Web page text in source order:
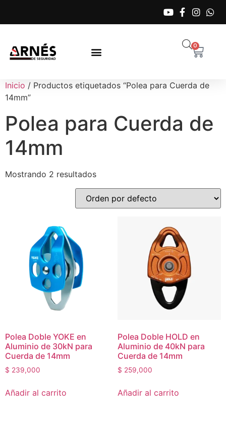
0
Inicio / Productos etiquetados “Polea para Cuerda de
14mm”
Polea para Cuerda de
14mm
Mostrando 2 resultados
Polea Doble YOKE en
Aluminio de 30kN para
Cuerda de 14mm
$ 239,000
Añadir al carrito
Polea Doble HOLD en
Aluminio de 40kN para
Cuerda de 14mm
$ 259,000
Añadir al carrito